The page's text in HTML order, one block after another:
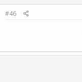
#46